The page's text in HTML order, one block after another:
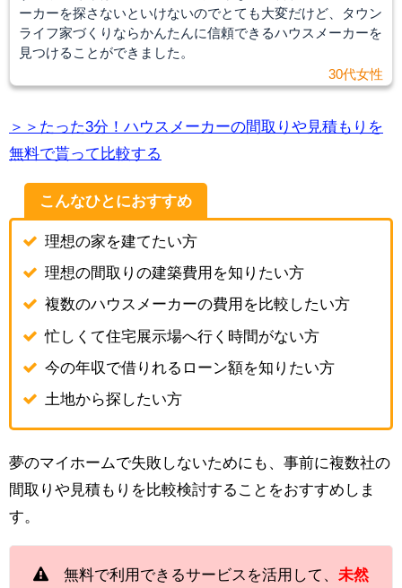
ーカーを探さないといけないのでとても大変だけど、タウン
ライフ家づくりならかんたんに信頼できるハウスメーカーを
見つけることができました。
30代女性
＞＞たった3分！ハウスメーカーの間取りや見積もりを
無料で貰って比較する
こんなひとにおすすめ
理想の家を建てたい方
理想の間取りの建築費用を知りたい方
複数のハウスメーカーの費用を比較したい方
忙しくて住宅展示場へ行く時間がない方
今の年収で借りれるローン額を知りたい方
土地から探したい方
夢のマイホームで失敗しないためにも、事前に複数社の
間取りや見積もりを比較検討することをおすすめしま
す。
無料で利用できるサービスを活用して、 未然